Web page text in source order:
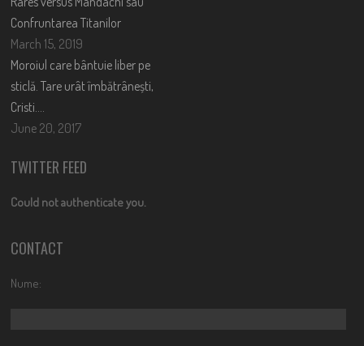
Confruntarea Titanilor
March 15, 2019
Moroiul care bântuie liber pe
sticlă. Tare urât îmbătrânești,
Cristi….
June 20, 2017
TWITTER FEED
Could not authenticate you.
CONTACT
Nume: